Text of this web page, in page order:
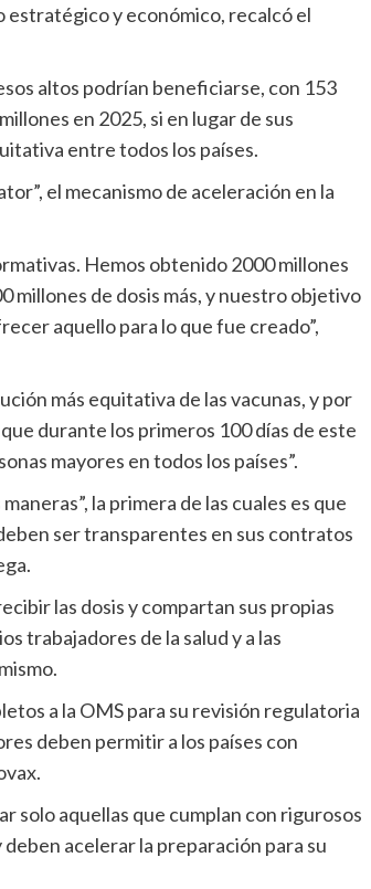
en 2025, si en lugar de sus
entre todos los países.
millones de dosis más, y nuestro objetivo
aquello para lo que fue creado”,
durante los primeros 100 días de este
mayores en todos los países”.
ser transparentes en sus contratos
trabajadores de la salud y a las
deben permitir a los países con
acelerar la preparación para su